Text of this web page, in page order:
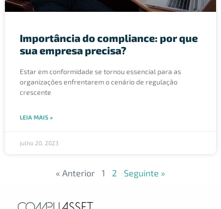
Importância do compliance: por que
sua empresa precisa?
Estar em conformidade se tornou essencial para as
organizações enfrentarem o cenário de regulação
crescente
LEIA MAIS »
julho 20, 2023
« Anterior 1 2 Seguinte »